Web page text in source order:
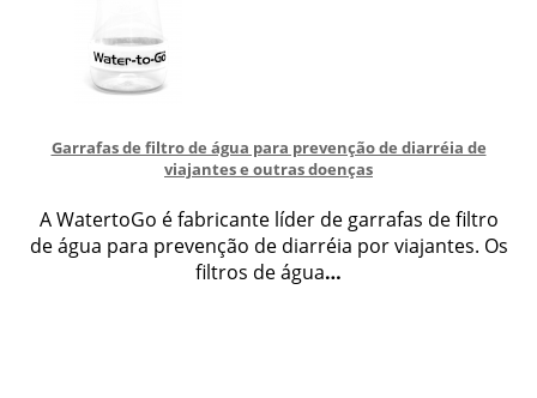
Garrafas de filtro de água para prevenção de diarréia de
viajantes e outras doenças
A WatertoGo é fabricante líder de garrafas de filtro
de água para prevenção de diarréia por viajantes. Os
filtros de água…